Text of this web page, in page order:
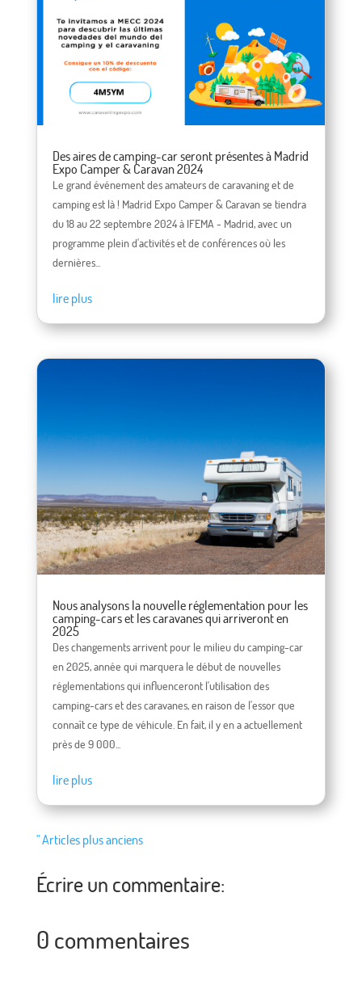
Des aires de camping-car seront présentes à Madrid
Expo Camper & Caravan 2024
Le grand événement des amateurs de caravaning et de
camping est là ! Madrid Expo Camper & Caravan se tiendra
du 18 au 22 septembre 2024 à IFEMA - Madrid, avec un
programme plein d'activités et de conférences où les
dernières...
lire plus
Nous analysons la nouvelle réglementation pour les
camping-cars et les caravanes qui arriveront en
2025
Des changements arrivent pour le milieu du camping-car
en 2025, année qui marquera le début de nouvelles
réglementations qui influenceront l'utilisation des
camping-cars et des caravanes, en raison de l'essor que
connaît ce type de véhicule. En fait, il y en a actuellement
près de 9 000...
lire plus
" Articles plus anciens
Écrire un commentaire:
0 commentaires